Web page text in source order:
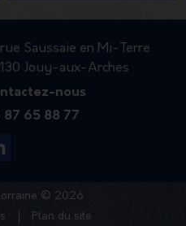
Saussaie en Mi-Terre
Jouy-aux-Arches
nous
87 65 88 77
© 2026
Plan du site